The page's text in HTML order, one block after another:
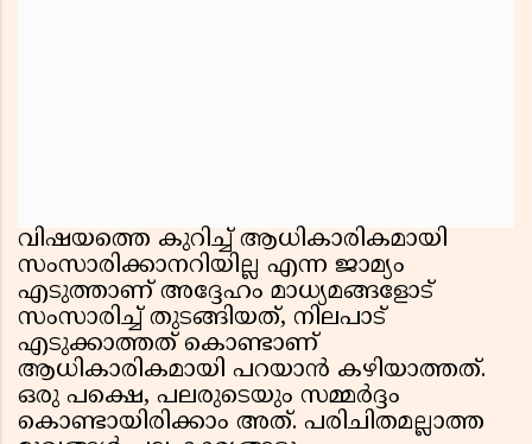
വിഷയത്തെ കുറിച്ച് ആധികാരികമായി
സംസാരിക്കാനറിയില്ല എന്ന ജാമ്യം
എടുത്താണ് അദ്ദേഹം മാധ്യമങ്ങളോട്
സംസാരിച്ച് തുടങ്ങിയത്, നിലപാട്
എടുക്കാത്തത് കൊണ്ടാണ്
ആധികാരികമായി പറയാന്‍ കഴിയാത്തത്.
ഒരു പക്ഷെ, പലരുടെയും സമ്മര്‍ദ്ദം
കൊണ്ടായിരിക്കാം അത്. പരിചിതമല്ലാത്ത